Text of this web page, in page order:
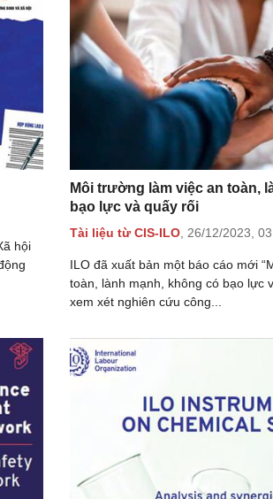
hội
Môi trường làm việc an toàn,
bạo lực và quấy rối
Tài liệu từ CIS-ILO 26/12/2023,
ILO đã xuất bản một báo cáo mới
toàn, lành mạnh, không có bạo lực
xem xét nghiên cứu công...